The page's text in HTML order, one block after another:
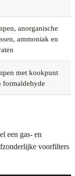
anorganische
ammoniak en
met kookpunt
formaldehyde
een gas- en
voorfilters